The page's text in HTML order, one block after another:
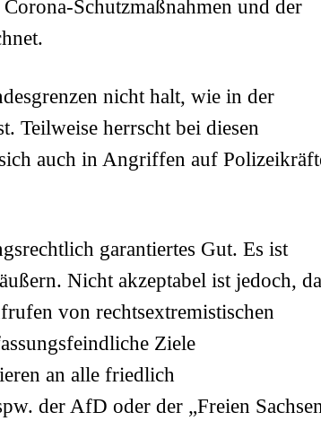
Schutzmaßnahmen und der
nicht halt, wie in der
Teilweise herrscht bei diesen
auch in Angriffen auf
garantiertes Gut. Es ist
Nicht akzeptabel ist jedoch,
von rechtsextremistischen
Ziele
an alle friedlich
der AfD oder der „Freien